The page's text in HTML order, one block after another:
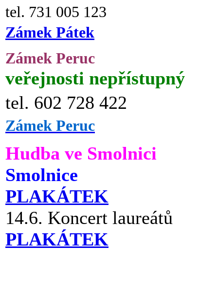
tel. 731 005 123
Zámek Pátek
Zámek Peruc
veřejnosti nepřístupný
tel. 602 728 422
Zámek Peruc
Hudba ve Smolnici
Smolnice
PLAKÁTEK
14.6. Koncert laureátů
PLAKÁTEK